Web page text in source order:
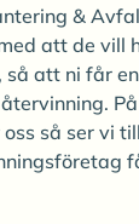
&
att de vill
att ni får
så ser vi